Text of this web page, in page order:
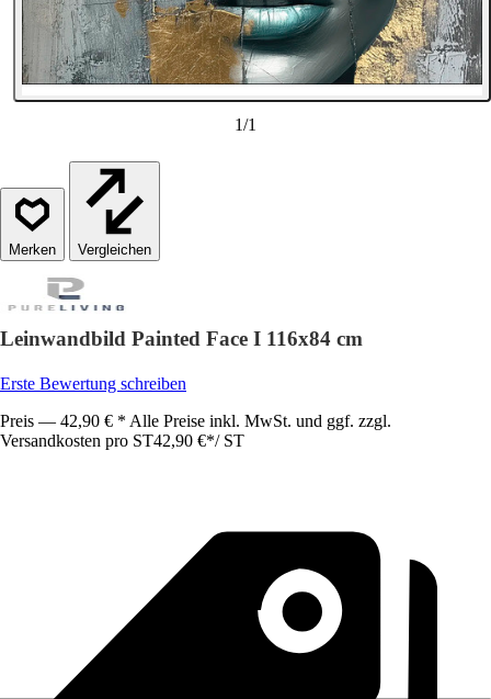
1/1
Vergleichen
Leinwandbild Painted Face I 116x84 cm
Erste Bewertung schreiben
Preis — 42,90 € * Alle Preise inkl. MwSt. und ggf. zzgl.
Versandkosten pro ST42,90 €*/ ST